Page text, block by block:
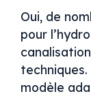
Oui, de
pour
modèle